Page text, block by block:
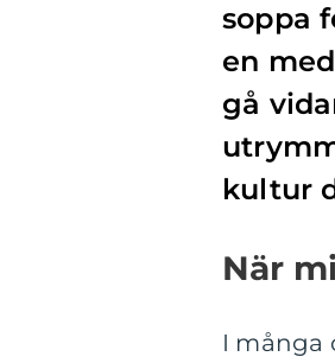
soppa
en
gå
kultur
När
I många